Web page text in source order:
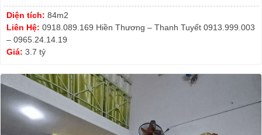
Diện tích: 84m2
Liên Hệ: 0918.089.169 Hiền Thương – Thanh Tuyết 0913.999.003
– 0965.24.14.19
Giá: 3.7 tỷ